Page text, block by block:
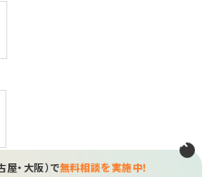
屋・大阪）で無料相談を実施中！